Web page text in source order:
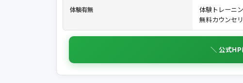
体験有無
体験トレーニ
無料カウンセ
＼ 公式